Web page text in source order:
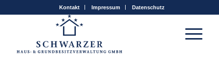
Kontakt Impressum Datenschutz